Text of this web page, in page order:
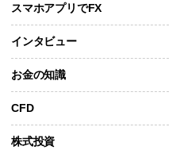
スマホアプリでFX
インタビュー
お金の知識
CFD
株式投資